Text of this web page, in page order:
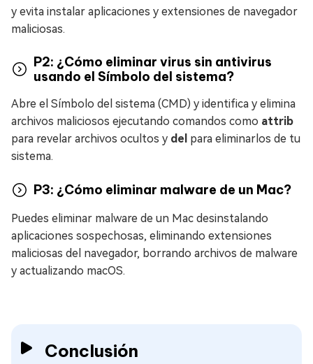
y evita instalar aplicaciones y extensiones de navegador
maliciosas.
P2: ¿Cómo eliminar virus sin antivirus
usando el Símbolo del sistema?
Abre el Símbolo del sistema (CMD) y identifica y elimina
archivos maliciosos ejecutando comandos como attrib
para revelar archivos ocultos y del para eliminarlos de tu
sistema.
P3: ¿Cómo eliminar malware de un Mac?
Puedes eliminar malware de un Mac desinstalando
aplicaciones sospechosas, eliminando extensiones
maliciosas del navegador, borrando archivos de malware
y actualizando macOS.
Conclusión